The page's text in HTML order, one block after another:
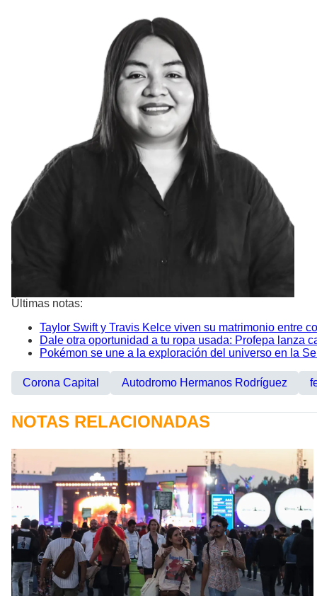
Últimas notas:
Taylor Swift y Travis Kelce viven su matrimonio entre
Dale otra oportunidad a tu ropa usada: Profepa lanza
Pokémon se une a la exploración del universo en la
Corona Capital Autodromo Hermanos Rodríguez
NOTAS RELACIONADAS